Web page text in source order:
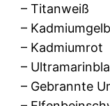
– Titanweiß
– Kadmiumgelb
– Kadmiumrot
–
– Gebrannte